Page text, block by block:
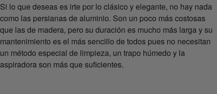
Si lo que deseas es irte por lo clásico y elegante, no hay nada
como las persianas de aluminio. Son un poco más costosas
que las de madera, pero su duración es mucho más larga y su
mantenimiento es el más sencillo de todos pues no necesitan
un método especial de limpieza, un trapo húmedo y la
aspiradora son más que suficientes.